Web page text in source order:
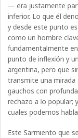
— era justamente
inferior. Lo que él
y desde este punto
como un hombre
fundamentalmente
punto de inflexión y
argentina, pero que
transmite una mirada
gauchos con
rechazo a lo popular;
cuales podemos
Este Sarmiento que